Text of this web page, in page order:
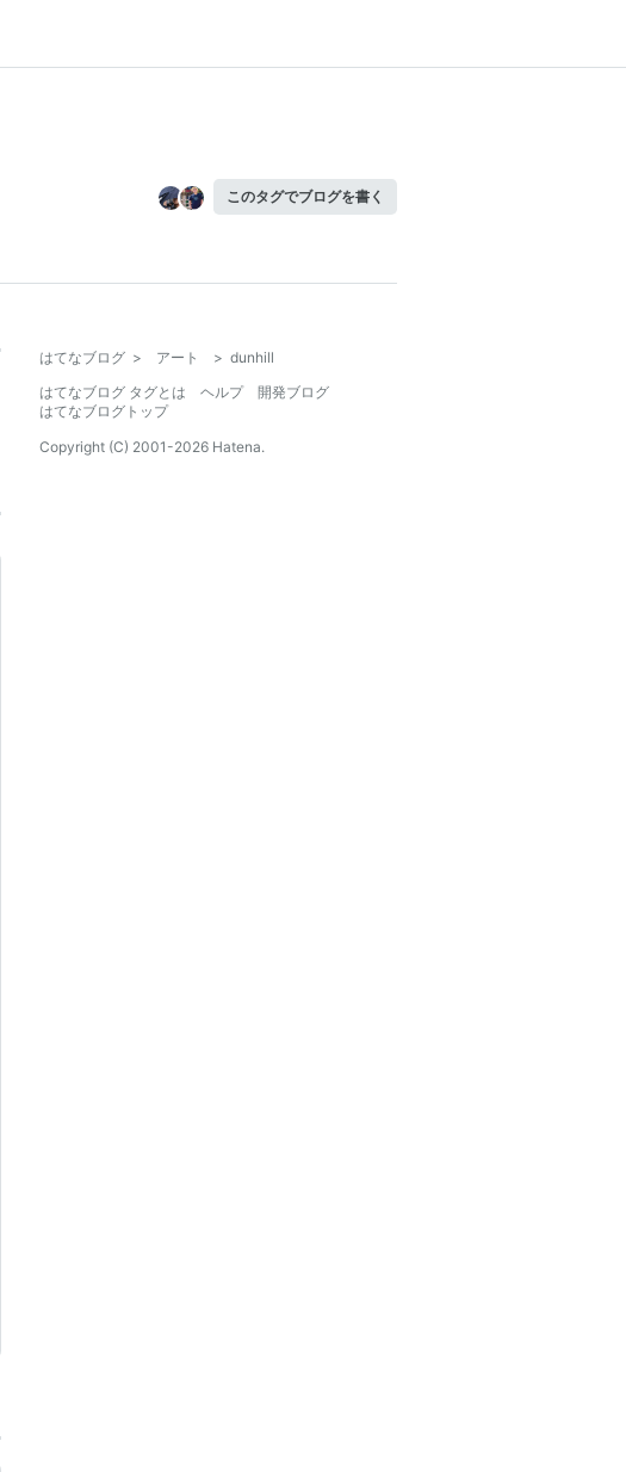
このタグでブログを書く
はてなブログ > アート > dunhill
はてなブログ タグとは
ヘルプ
開発ブログ
はてなブログトップ
Copyright (C) 2001-2026 Hatena.